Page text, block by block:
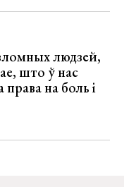
людзей,
што ў нас
на боль і